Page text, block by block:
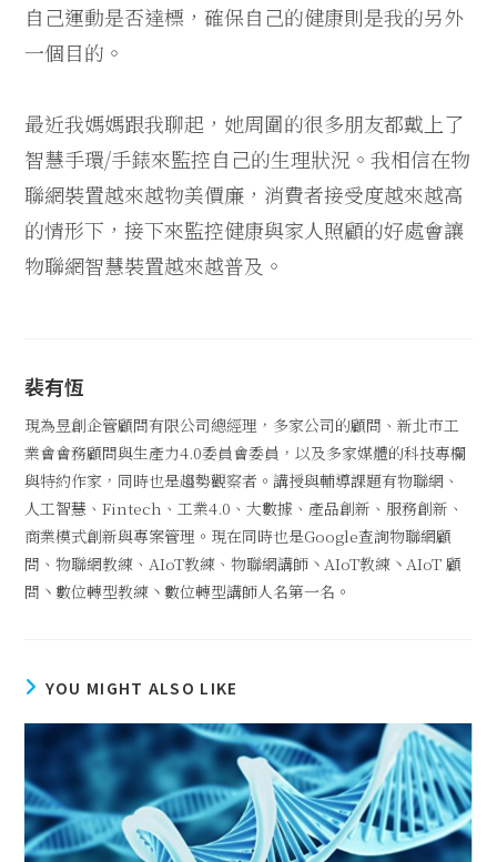
自己運動是否達標，確保自己的健康則是我的另外
一個目的。
最近我媽媽跟我聊起，她周圍的很多朋友都戴上了
智慧手環/手錶來監控自己的生理狀況。我相信在物
聯網裝置越來越物美價廉，消費者接受度越來越高
的情形下，接下來監控健康與家人照顧的好處會讓
物聯網智慧裝置越來越普及。
裴有恆
現為昱創企管顧問有限公司總經理，多家公司的顧問、新北市工
業會會務顧問與生產力4.0委員會委員，以及多家媒體的科技專欄
與特約作家，同時也是趨勢觀察者。講授與輔導課題有物聯網、
人工智慧、Fintech、工業4.0、大數據、產品創新、服務創新、
商業模式創新與專案管理。現在同時也是Google查詢物聯網顧
問、物聯網教練、AIoT教練、物聯網講師丶AIoT教練丶AIoT 顧
問丶數位轉型教練丶數位轉型講師人名第一名。
YOU MIGHT ALSO LIKE